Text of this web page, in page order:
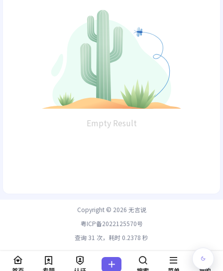
Empty Result
Copyright © 2026 无言说
粤ICP备2022125570号
查询 31 次，耗时 0.2378 秒